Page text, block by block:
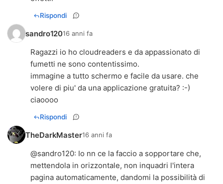
Rispondi
sandro12016 anni fa
Ragazzi io ho cloudreaders e da appassionato di
fumetti ne sono contentissimo.
immagine a tutto schermo e facile da usare. che
volere di piu' da una applicazione gratuita? :-)
ciaoooo
Rispondi
TheDarkMaster16 anni fa
@sandro120: Io nn ce la faccio a sopportare che,
mettendola in orizzontale, non inquadri l'intera
pagina automaticamente, dandomi la possibilità di